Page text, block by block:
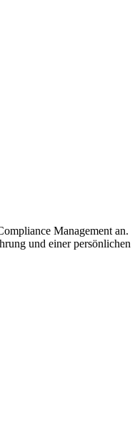
Management an.
und einer persönlichen